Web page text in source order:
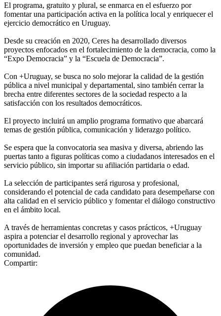
El programa, gratuito y plural, se enmarca en el esfuerzo por
fomentar una participación activa en la política local y enriquecer el
ejercicio democrático en Uruguay.
Desde su creación en 2020, Ceres ha desarrollado diversos
proyectos enfocados en el fortalecimiento de la democracia, como la
“Expo Democracia” y la “Escuela de Democracia”.
Con +Uruguay, se busca no solo mejorar la calidad de la gestión
pública a nivel municipal y departamental, sino también cerrar la
brecha entre diferentes sectores de la sociedad respecto a la
satisfacción con los resultados democráticos.
El proyecto incluirá un amplio programa formativo que abarcará
temas de gestión pública, comunicación y liderazgo político.
Se espera que la convocatoria sea masiva y diversa, abriendo las
puertas tanto a figuras políticas como a ciudadanos interesados en el
servicio público, sin importar su afiliación partidaria o edad.
La selección de participantes será rigurosa y profesional,
considerando el potencial de cada candidato para desempeñarse con
alta calidad en el servicio público y fomentar el diálogo constructivo
en el ámbito local.
A través de herramientas concretas y casos prácticos, +Uruguay
aspira a potenciar el desarrollo regional y aprovechar las
oportunidades de inversión y empleo que puedan beneficiar a la
comunidad.
Compartir: